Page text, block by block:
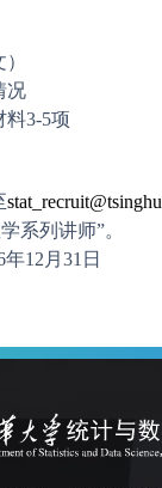
况
料3-5项
系列讲师”。
12月31日
据科学系2023-